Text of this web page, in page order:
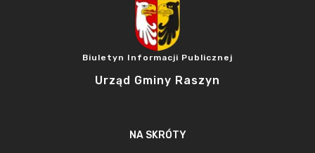
Biuletyn Informacji Publicznej
Urząd Gminy Raszyn
NA SKRÓTY